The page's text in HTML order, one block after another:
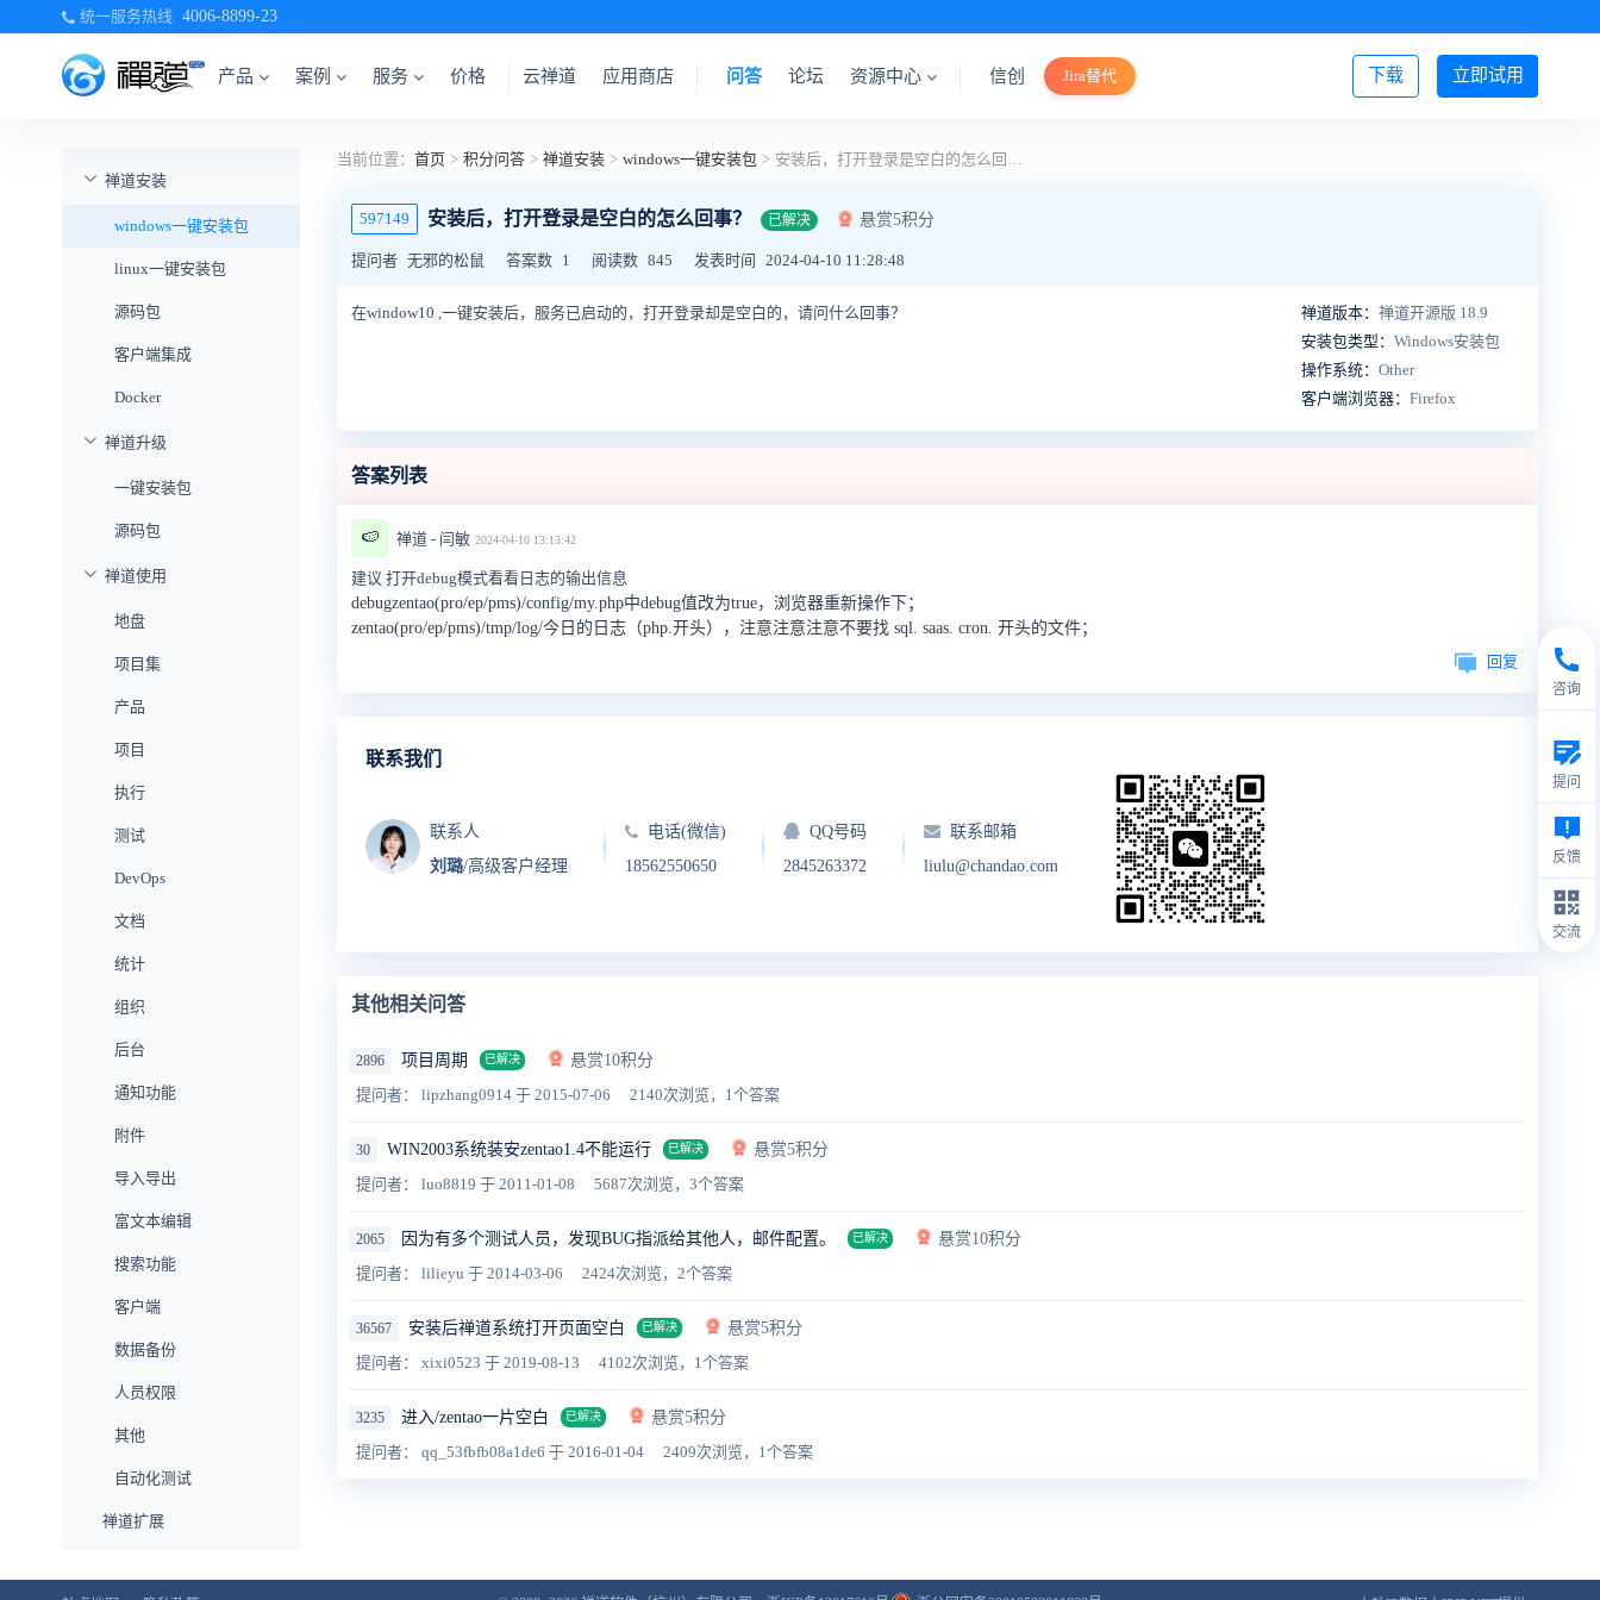
统一服务热线 4006-8899-23
产品 案例 服务 价格 立即试用
下载
云禅道 应用商店 问答 论坛 资源中心 信创 Jira替代 登录/注册
禅道安装
windows一键安装包
linux一键安装包
源码包
客户端集成
Docker
禅道升级
一键安装包
源码包
禅道使用
地盘
项目集
产品
项目
执行
测试
DevOps
文档
统计
组织
后台
通知功能
附件
导入导出
富文本编辑
搜索功能
客户端
数据备份
人员权限
其他
自动化测试
禅道扩展
当前位置： 首页 > 积分问答 > 禅道安装 > windows一键安装包 > 安装后，打开登录是空白的怎么回事？
597149 安装后，打开登录是空白的怎么回事？ 已解决 悬赏5积分
提问者 无邪的松鼠 答案数 1 阅读数 845 发表时间 2024-04-10 11:28:48
在window10 ,一键安装后，服务已启动的，打开登录却是空白的，请问什么回事？ 禅道版本： 禅道开源版 18.9
安装包类型： Windows安装包
操作系统： Other
客户端浏览器： Firefox
答案列表
🍉 禅道 - 闫敏 2024-04-10 13:13:42
建议 打开debug模式看看日志的输出信息
debugzentao(pro/ep/pms)/config/my.php中debug值改为true，浏览器重新操作下；
zentao(pro/ep/pms)/tmp/log/今日的日志（php.开头），注意注意注意不要找 sql. saas. cron. 开头的文件；
回复
联系我们
联系人
刘璐/高级客户经理
电话(微信)
18562550650
QQ号码
2845263372
联系邮箱
liulu@chandao.com
其他相关问答
2896 项目周期 已解决
悬赏10积分
提问者： lipzhang0914 于 2015-07-06 2140次浏览，1个答案
30 WIN2003系统装安zentao1.4不能运行 已解决
悬赏5积分
提问者： luo8819 于 2011-01-08 5687次浏览，3个答案
2065 因为有多个测试人员，发现BUG指派给其他人，邮件配置。 已解决
悬赏10积分
提问者： lilieyu 于 2014-03-06 2424次浏览，2个答案
36567 安装后禅道系统打开页面空白 已解决
悬赏5积分
提问者： xixi0523 于 2019-08-13 4102次浏览，1个答案
3235 进入/zentao一片空白 已解决
悬赏5积分
提问者： qq_53fbfb08a1de6 于 2016-01-04 2409次浏览，1个答案
咨询
提问
反馈
交流